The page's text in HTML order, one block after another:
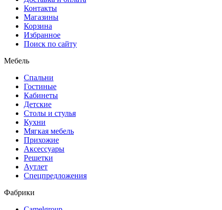
Контакты
Магазины
Корзина
Избранное
Поиск по сайту
Мебель
Спальни
Гостиные
Кабинеты
Детские
Столы и стулья
Кухни
Мягкая мебель
Прихожие
Аксессуары
Решетки
Аутлет
Спецпредложения
Фабрики